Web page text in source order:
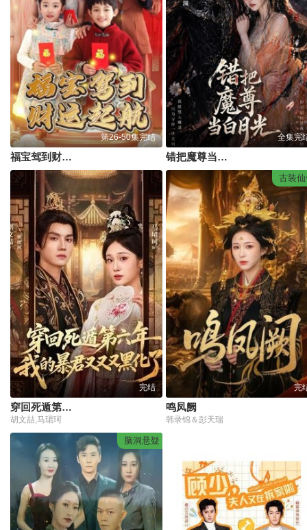
第26-50集完结
福宝驾到财运启航
全集完
错把魔尊当白月光
完结
穿回死遁第六年，我的暴君又又又黑化了
胡文喆,马珺珂
古装
完
鸣凤阙
韩录锦＆彭天瑞
脑洞悬疑